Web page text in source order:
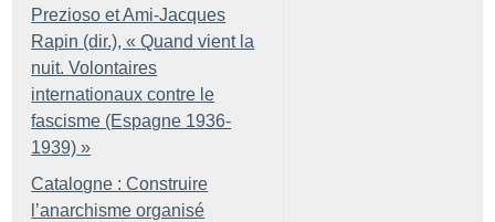
Prezioso et Ami-Jacques
Rapin (dir.), « Quand vient la
nuit. Volontaires
internationaux contre le
fascisme (Espagne 1936-
1939) »
Catalogne : Construire
l’anarchisme organisé